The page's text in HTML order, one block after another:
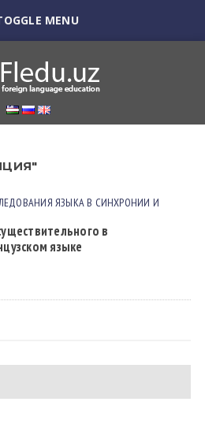
MENU
ЯЗЫКА В СИНХРОНИИ И
в
языке